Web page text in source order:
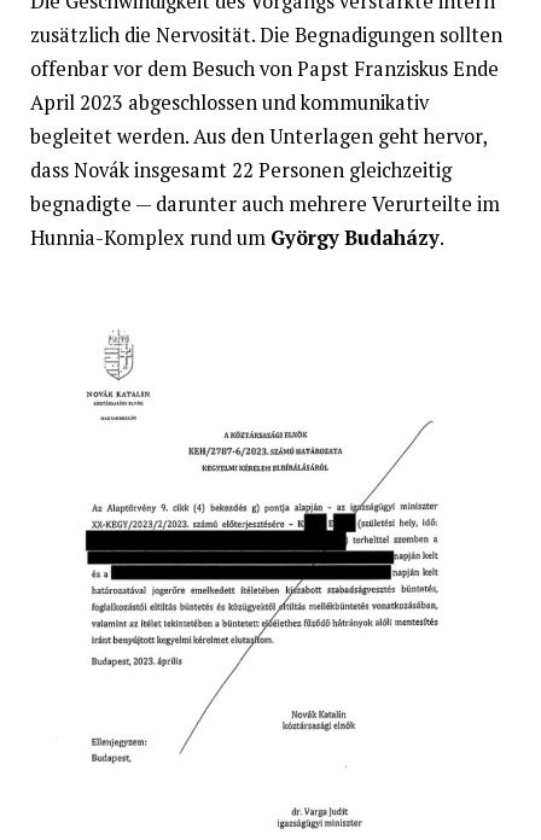
zusätzlich die Nervosität. Die Begnadigungen sollten
offenbar vor dem Besuch von Papst Franziskus Ende
April 2023 abgeschlossen und kommunikativ
begleitet werden. Aus den Unterlagen geht hervor,
dass Novák insgesamt 22 Personen gleichzeitig
begnadigte — darunter auch mehrere Verurteilte im
Hunnia-Komplex rund um György Budaházy.